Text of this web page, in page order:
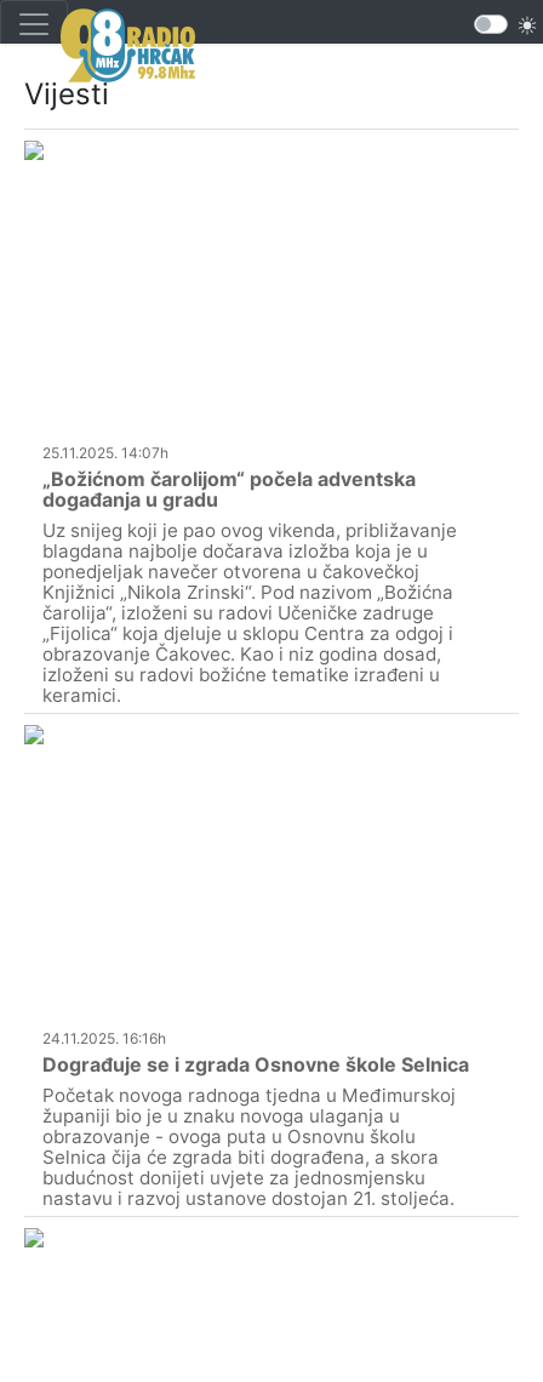
Vijesti
25.11.2025. 14:07h
„Božićnom čarolijom“ počela adventska
događanja u gradu
Uz snijeg koji je pao ovog vikenda, približavanje
blagdana najbolje dočarava izložba koja je u
ponedjeljak navečer otvorena u čakovečkoj
Knjižnici „Nikola Zrinski“. Pod nazivom „Božićna
čarolija“, izloženi su radovi Učeničke zadruge
„Fijolica“ koja djeluje u sklopu Centra za odgoj i
obrazovanje Čakovec. Kao i niz godina dosad,
izloženi su radovi božićne tematike izrađeni u
keramici.
24.11.2025. 16:16h
Dograđuje se i zgrada Osnovne škole Selnica
Početak novoga radnoga tjedna u Međimurskoj
županiji bio je u znaku novoga ulaganja u
obrazovanje - ovoga puta u Osnovnu školu
Selnica čija će zgrada biti dograđena, a skora
budućnost donijeti uvjete za jednosmjensku
nastavu i razvoj ustanove dostojan 21. stoljeća.